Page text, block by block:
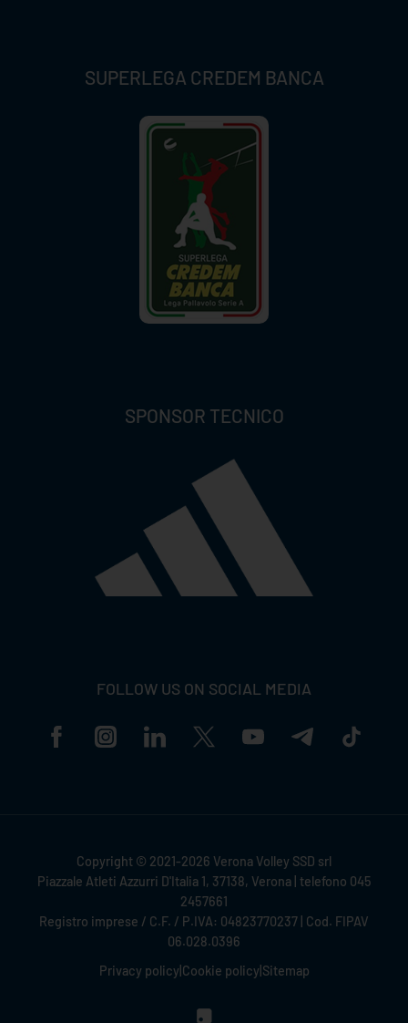
SUPERLEGA CREDEM BANCA
SPONSOR TECNICO
FOLLOW US ON SOCIAL MEDIA
Copyright © 2021-2026 Verona Volley SSD srl
Piazzale Atleti Azzurri D'Italia 1, 37138, Verona | telefono 045
2457661
Registro imprese / C.F. / P.IVA: 04823770237 | Cod. FIPAV
06.028.0396
Privacy policy Cookie policy Sitemap